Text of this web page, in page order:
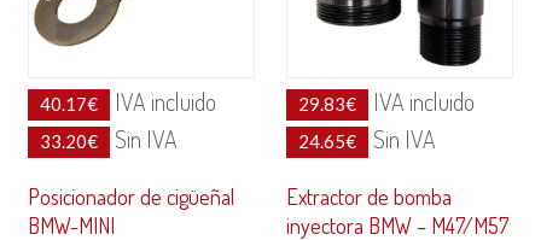
40.17€ IVA incluido
33.20€ Sin IVA
Posicionador de cigüeñal
BMW-MINI
29.83€ IVA incluido
24.65€ Sin IVA
Extractor de bomba
inyectora BMW – M47/M57